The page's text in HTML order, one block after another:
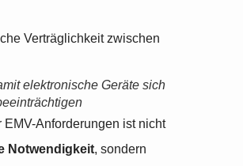
elektronische Geräte sich
EMV-Anforderungen ist nicht
Notwendigkeit, sondern